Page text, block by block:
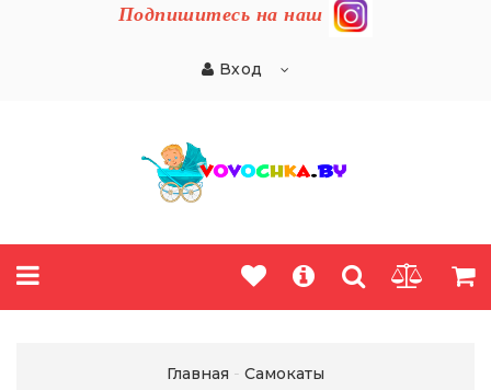
Подпишитесь на наш
Вход
Главная Самокаты